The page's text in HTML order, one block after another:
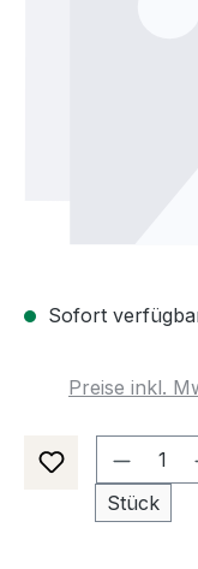
Sofort
Preise inkl.
Stück